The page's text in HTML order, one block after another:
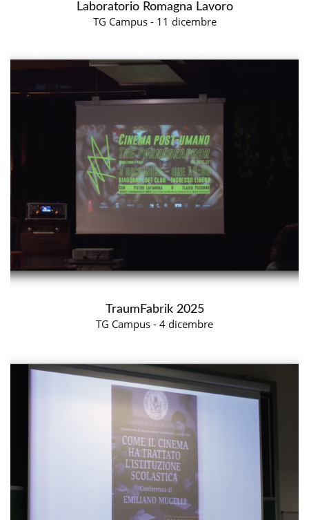
Laboratorio Romagna Lavoro
TG Campus - 11 dicembre
TraumFabrik 2025
TG Campus - 4 dicembre